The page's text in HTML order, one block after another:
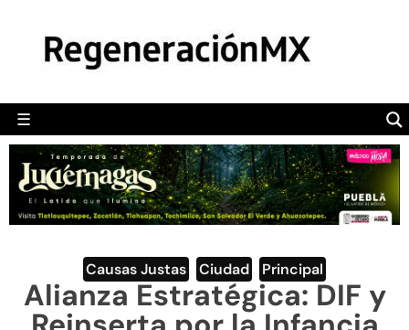
☰
POLÍTICA
CAMALEÓN
OPINIÓN
DEPORTES
ENGLISH SECTION
VIDEOS
Causas Justas Ciudad Principal
Alianza Estratégica: DIF y